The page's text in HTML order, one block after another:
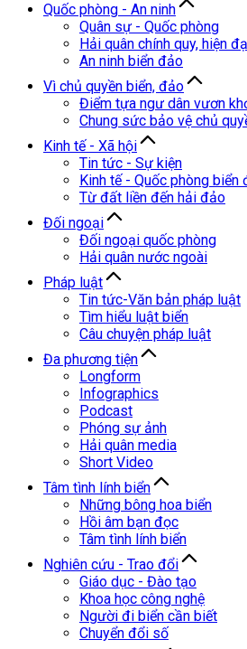
Quốc phòng - An ninh
Quân sự - Quốc phòng
Hải quân chính quy, hiện
An ninh biển đảo
Vì chủ quyền biển, đảo
Điểm tựa ngư dân vươn
Chung sức bảo vệ chủ
Kinh tế - Xã hội
Tin tức - Sự kiện
Kinh tế - Quốc phòng biển
Từ đất liền đến hải đảo
Đối ngoại
Đối ngoại quốc phòng
Hải quân nước ngoài
Pháp luật
Tin tức-Văn bản pháp luật
Tìm hiểu luật biển
Câu chuyện pháp luật
Đa phương tiện
Longform
Infographics
Podcast
Phóng sự ảnh
Hải quân media
Short Video
Tâm tình lính biển
Những bông hoa biển
Hồi âm bạn đọc
Tâm tình lính biển
Nghiên cứu - Trao đổi
Giáo dục - Đào tạo
Khoa học công nghệ
Người đi biển cần biết
Chuyển đổi số